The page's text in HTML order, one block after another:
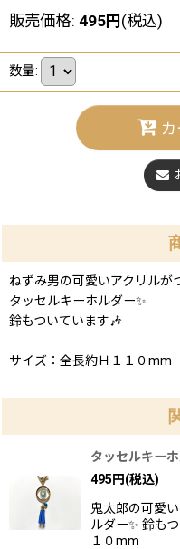
販売価格: 495円(税込)
数量:
ねずみ男の可愛いアクリルが
タッセルキーホルダー✨
鈴もついています🎶
サイズ：全長約Ｈ１１０mm
タッセルキー
495円(税込)
鬼太郎の可愛
ルダー✨ 鈴も
１０mm